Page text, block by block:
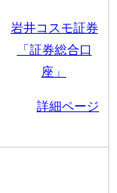
岩井コスモ証券
「証券総合口
座」
詳細ページ